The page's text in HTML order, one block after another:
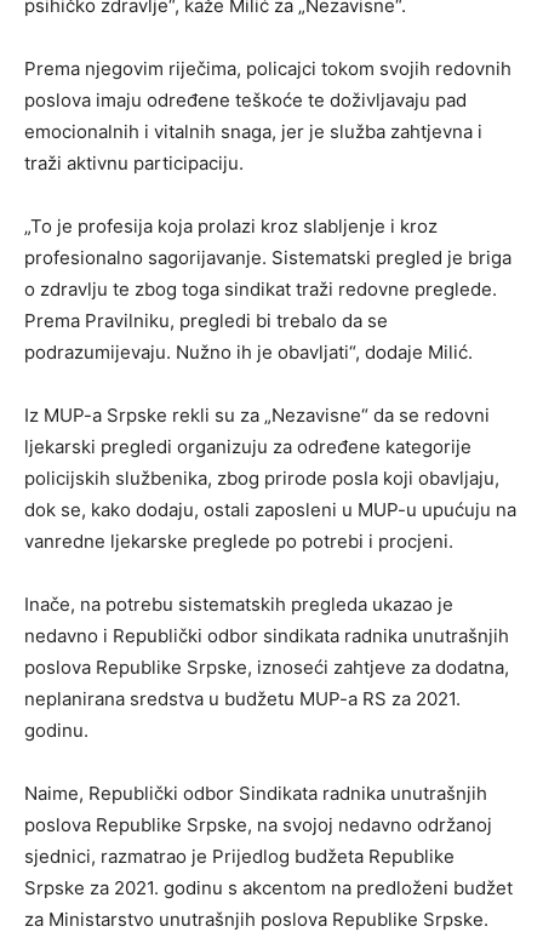
psihičko zdravlje“, kaže Milić za „Nezavisne“.
Prema njegovim riječima, policajci tokom svojih redovnih
poslova imaju određene teškoće te doživljavaju pad
emocionalnih i vitalnih snaga, jer je služba zahtjevna i
traži aktivnu participaciju.
„To je profesija koja prolazi kroz slabljenje i kroz
profesionalno sagorijavanje. Sistematski pregled je briga
o zdravlju te zbog toga sindikat traži redovne preglede.
Prema Pravilniku, pregledi bi trebalo da se
podrazumijevaju. Nužno ih je obavljati“, dodaje Milić.
Iz MUP-a Srpske rekli su za „Nezavisne“ da se redovni
ljekarski pregledi organizuju za određene kategorije
policijskih službenika, zbog prirode posla koji obavljaju,
dok se, kako dodaju, ostali zaposleni u MUP-u upućuju na
vanredne ljekarske preglede po potrebi i procjeni.
Inače, na potrebu sistematskih pregleda ukazao je
nedavno i Republički odbor sindikata radnika unutrašnjih
poslova Republike Srpske, iznoseći zahtjeve za dodatna,
neplanirana sredstva u budžetu MUP-a RS za 2021.
godinu.
Naime, Republički odbor Sindikata radnika unutrašnjih
poslova Republike Srpske, na svojoj nedavno održanoj
sjednici, razmatrao je Prijedlog budžeta Republike
Srpske za 2021. godinu s akcentom na predloženi budžet
za Ministarstvo unutrašnjih poslova Republike Srpske.